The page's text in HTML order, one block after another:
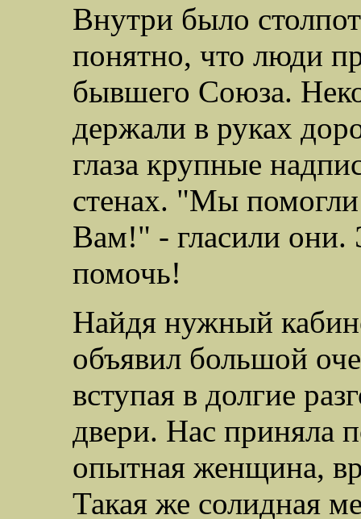
Внутри было
понятно, что люди
бывшего Союза.
держали в руках
глаза крупные
стенах. "Мы
Вам!" - гласили
помочь!
Найдя нужный
объявил большой
вступая в долгие
двери. Нас приняла
опытная женщина,
Такая же солидная